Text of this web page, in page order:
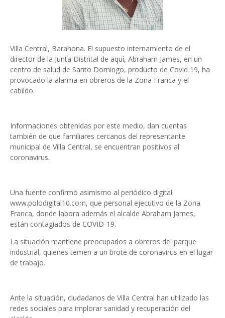
Villa Central, Barahona. El supuesto internamiento de el
director de la Junta Distrital de aquí, Abraham James, en un
centro de salud de Santo Domingo, producto de Covid 19, ha
provocado la alarma en obreros de la Zona Franca y el
cabildo.
Informaciones obtenidas por este medio, dan cuentas
también de que familiares cercanos del representante
municipal de Villa Central, se encuentran positivos al
coronavirus.
Una fuente confirmó asimismo al periódico digital
www.polodigital10.com, que personal ejecutivo de la Zona
Franca, donde labora además el alcalde Abraham James,
están contagiados de COVID-19.
La situación mantiene preocupados a obreros del parque
industrial, quienes temen a un brote de coronavirus en el lugar
de trabajo.
Ante la situación, ciudadanos de Villa Central han utilizado las
redes sociales para implorar sanidad y recuperación del